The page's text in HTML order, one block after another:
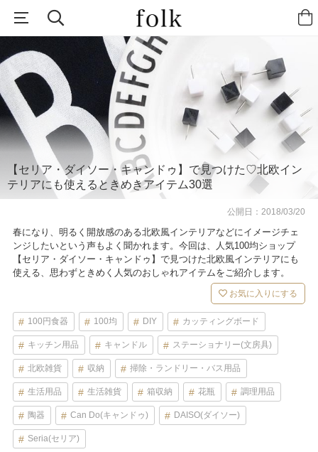
【セリア・ダイソー・キャンドゥ】で見つけた♡北欧イン
テリアにも使えるときめきアイテム30選
公開日：2018/03/20
春になり、明るく開放感のある北欧風インテリアなどにイメージチェ
ンジしたいという声もよく聞かれます。今回は、人気100均ショップ
【セリア・ダイソー・キャンドゥ】で見つけた北欧風インテリアにも
使える、思わずときめく人気のおしゃれアイテムをご紹介します。
お気に入りにする
100円食器 100均 DIY カッティングボード
キッチン用品 キャンドル ステーショナリー(文房具)
北欧雑貨 収納 掃除・ランドリー・バス用品
生活用品 生活雑貨 箱収納 花瓶 調理用品
陶器 Can Do(キャンドゥ) DAISO(ダイソー)
Seria(セリア)